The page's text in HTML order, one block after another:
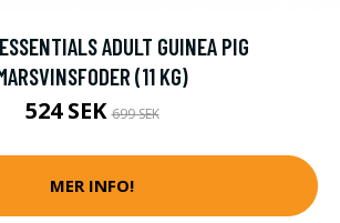
ADULT GUINEA PIG
(11 KG)
524 SEK699 SEK
MER INFO!